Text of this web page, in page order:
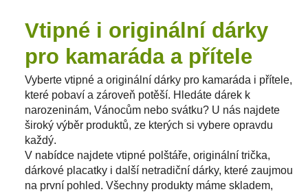
Vtipné i originální dárky
pro kamaráda a přítele
Vyberte vtipné a originální dárky pro kamaráda i přítele,
které pobaví a zároveň potěší. Hledáte dárek k
narozeninám, Vánocům nebo svátku? U nás najdete
široký výběr produktů, ze kterých si vybere opravdu
každý.
V nabídce najdete vtipné polštáře, originální trička,
dárkové placatky i další netradiční dárky, které zaujmou
na první pohled. Všechny produkty máme skladem,